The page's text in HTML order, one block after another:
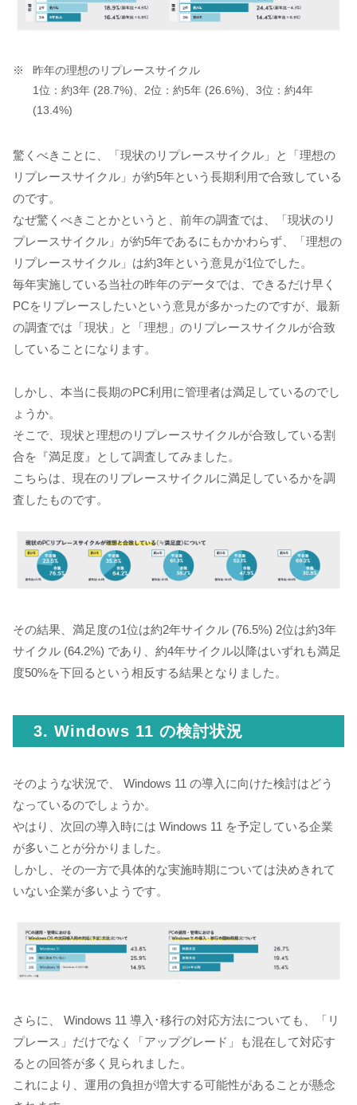
昨年の理想のリプレースサイクル
1位：約3年 (28.7%)、2位：約5年 (26.6%)、3位：約4年
(13.4%)
驚くべきことに、「現状のリプレースサイクル」と「理想の
リプレースサイクル」が約5年という長期利用で合致している
のです。
なぜ驚くべきことかというと、前年の調査では、「現状のリ
プレースサイクル」が約5年であるにもかかわらず、「理想の
リプレースサイクル」は約3年という意見が1位でした。
毎年実施している当社の昨年のデータでは、できるだけ早く
PCをリプレースしたいという意見が多かったのですが、最新
の調査では「現状」と「理想」のリプレースサイクルが合致
していることになります。
しかし、本当に長期のPC利用に管理者は満足しているのでし
ょうか。
そこで、現状と理想のリプレースサイクルが合致している割
合を『満足度』として調査してみました。
こちらは、現在のリプレースサイクルに満足しているかを調
査したものです。
その結果、満足度の1位は約2年サイクル (76.5%) 2位は約3年
サイクル (64.2%) であり、約4年サイクル以降はいずれも満足
度50%を下回るという相反する結果となりました。
3. Windows 11 の検討状況
そのような状況で、 Windows 11 の導入に向けた検討はどう
なっているのでしょうか。
やはり、次回の導入時には Windows 11 を予定している企業
が多いことが分かりました。
しかし、その一方で具体的な実施時期については決めきれて
いない企業が多いようです。
さらに、 Windows 11 導入･移行の対応方法についても、「リ
プレース」だけでなく「アップグレード」も混在して対応す
るとの回答が多く見られました。
これにより、運用の負担が増大する可能性があることが懸念